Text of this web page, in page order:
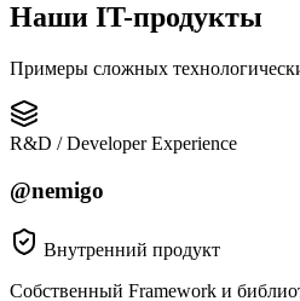
Наши IT-продукты
Примеры сложных
R&D / Developer Experience
@nemigo
Внутренний продукт
Собственный Framework и